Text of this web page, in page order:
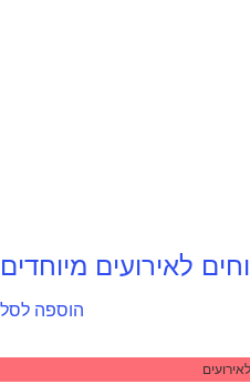
לאירועים מיוחדים
הוספה לסל